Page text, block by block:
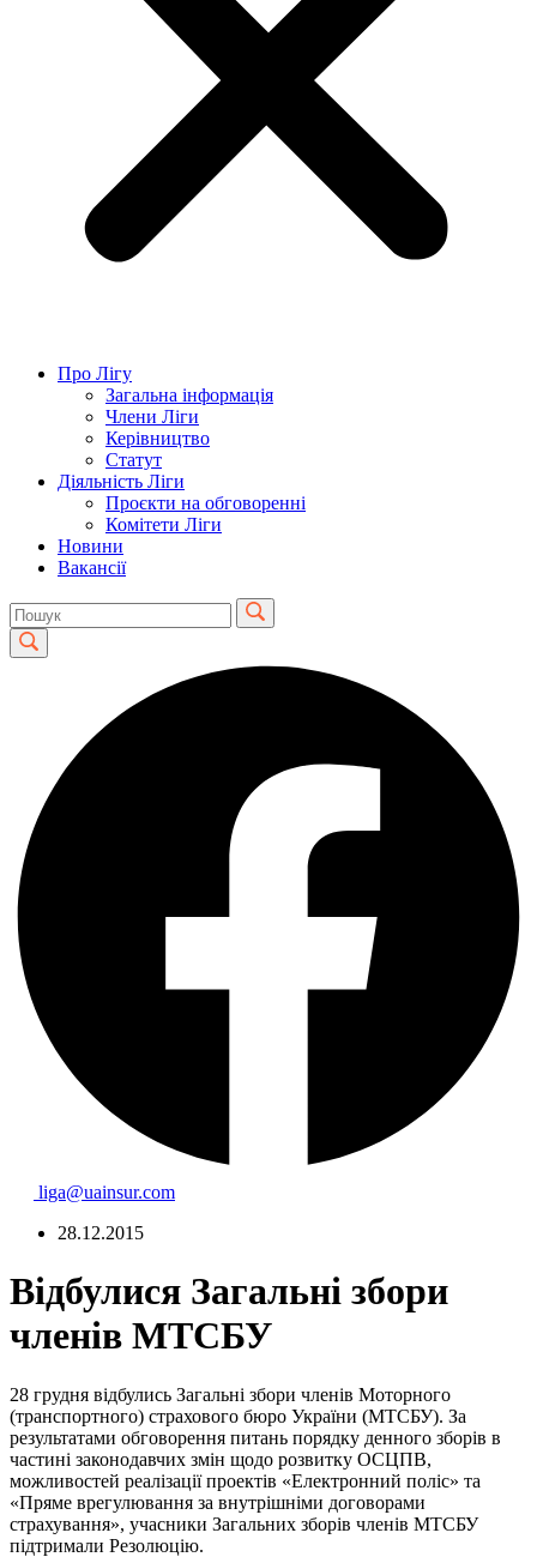
Про Лігу
Загальна інформація
Члени Ліги
Керівництво
Статут
Діяльність Ліги
Проєкти на обговоренні
Комітети Ліги
Новини
Вакансії
liga@uainsur.com
28.12.2015
Відбулися Загальні збори
членів МТСБУ
28 грудня відбулись Загальні збори членів Моторного
(транспортного) страхового бюро України (МТСБУ). За
результатами обговорення питань порядку денного зборів в
частині законодавчих змін щодо розвитку ОСЦПВ,
можливостей реалізації проектів «Електронний поліс» та
«Пряме врегулювання за внутрішніми договорами
страхування», учасники Загальних зборів членів МТСБУ
підтримали Резолюцію.